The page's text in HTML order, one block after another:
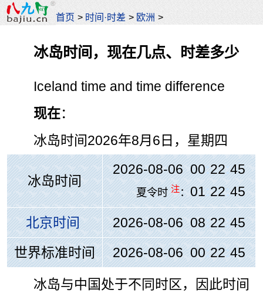
首页 > 时间·时差 > 欧洲 >
冰岛时间，现在几点、时差多少
Iceland time and time difference
现在：
冰岛时间2026年8月6日，星期四
冰岛时间
2026-08-06 00 22 :45
夏令时 注：01 22 :45
北京时间 2026-08-06 08 22 :45
世界标准时间
2026-08-06 00 22 :45
冰岛与中国处于不同时区，因此时间